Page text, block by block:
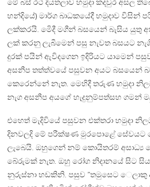
මේ බස් රථ දියතලාව හමුදා කදවුර අසල
හන්දියේ) මාර්ග බාධකයේදී හමුදාව විසින්
ලක්කරයි. මෙිදී මගීන් බසයෙන් බැසිය යුතු
ලක් කරනු ලැබීමෙන් පසු නැවත බසයට
දුරක් පයින් ඇවිදගෙන ඉදිරියට යාමෙන්
අසනීප තත්ත්වයේ පසුවන අයට බසයෙන්
කෙරෙන්නේ නැත. මෙහිදී තරුණ හමුදා
නැග අසනීප අයගේ හැදුනුම්පත්සහ ගමන්
එහෙත් මැදිවියේ පසුවන එක්තරා හමුදා
දිනවලදි මේ පරීක්ෂණ මුරපොළේ සේවයට
ලැබෙයි. ඔහුගෙන් නම් කොයිතරම් අසාධ්‍ය
බේරුමක් නැත. ඔහු රෝග නිදානයේ සිට
නුරුස්නා හඩකිනි. පසුව ”තමුසෙට ‍ෙලාකු